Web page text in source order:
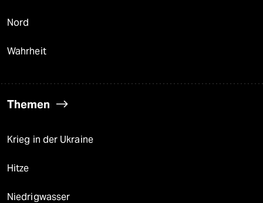
Nord
Wahrheit
Themen
Krieg in der Ukraine
Hitze
Niedrigwasser